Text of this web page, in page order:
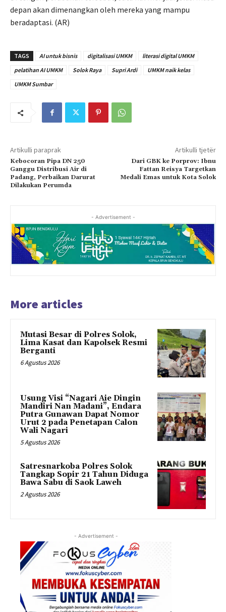
depan akan dimenangkan oleh mereka yang mampu
beradaptasi. (AR)
TAGS AI untuk bisnis digitalisasi UMKM
literasi digital UMKM
pelatihan AI UMKM
Solok Raya Supri Ardi
UMKM naik kelas
UMKM Sumbar
Artikulli paraprak
Kebocoran Pipa DN 250
Ganggu Distribusi Air di
Padang, Perbaikan Darurat
Dilakukan Perumda
Artikulli tjetër
Dari GBK ke Porprov: Ibnu
Fattan Reisya Targetkan
Medali Emas untuk Kota Solok
- Advertisement -
More articles
Mutasi Besar di Polres Solok,
Lima Kasat dan Kapolsek Resmi
Berganti
6 Agustus 2026
Usung Visi “Nagari Aie Dingin
Mandiri Nan Madani”, Endara
Putra Gunawan Dapat Nomor
Urut 2 pada Penetapan Calon
Wali Nagari
5 Agustus 2026
Satresnarkoba Polres Solok
Tangkap Sopir 21 Tahun Diduga
Bawa Sabu di Saok Laweh
2 Agustus 2026
- Advertisement -